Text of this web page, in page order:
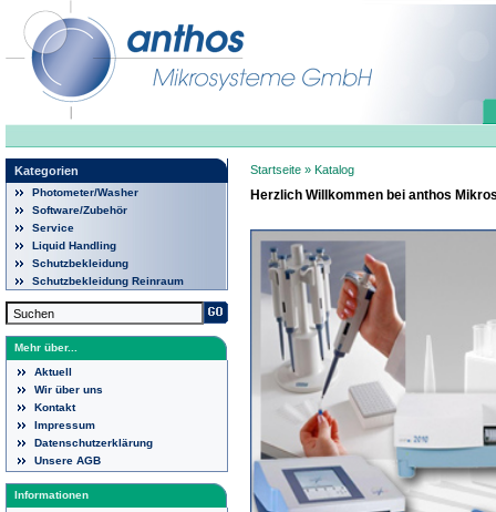
Kategorien
Photometer/Washer
Software/Zubehör
Service
Liquid Handling
Schutzbekleidung
Schutzbekleidung Reinraum
Mehr über...
Aktuell
Wir über uns
Kontakt
Impressum
Datenschutzerklärung
Unsere AGB
Informationen
Startseite » Katalog
Herzlich Willkommen bei anthos